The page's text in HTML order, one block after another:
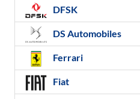
DFSK
DS Automobiles
Ferrari
Fiat